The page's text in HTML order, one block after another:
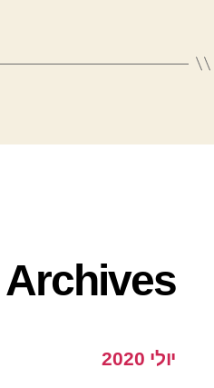
Archives
יולי 2020